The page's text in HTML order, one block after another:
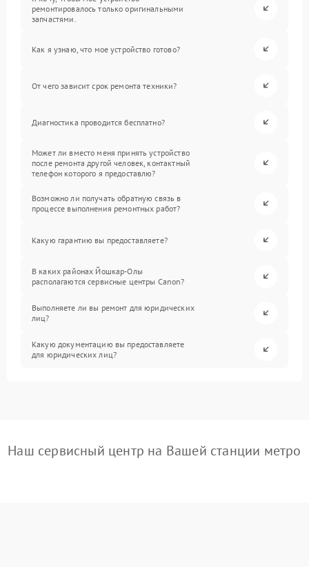
ремонтировалось только оригинальными
запчастями.
Как я узнаю, что мое устройство готово?
От чего зависит срок ремонта техники?
Диагностика проводится бесплатно?
Может ли вместо меня принять устройство
после ремонта другой человек, контактный
телефон которого я предоставлю?
Возможно ли получать обратную связь в
процессе выполнения ремонтных работ?
Какую гарантию вы предоставляете?
В каких районах Йошкар-Олы
располагаются сервисные центры Canon?
Выполняете ли вы ремонт для юридических
лиц?
Какую документацию вы предоставляете
для юридических лиц?
Наш сервисный центр на Вашей станции метро